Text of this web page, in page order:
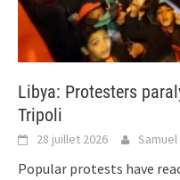
Libya: Protesters
Tripoli
28 juillet 2026
Popular protests have